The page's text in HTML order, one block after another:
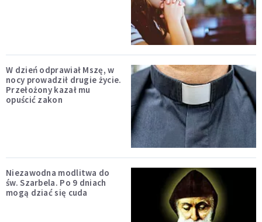
W dzień odprawiał Mszę, w
nocy prowadził drugie życie.
Przełożony kazał mu
opuścić zakon
Niezawodna modlitwa do
św. Szarbela. Po 9 dniach
mogą dziać się cuda